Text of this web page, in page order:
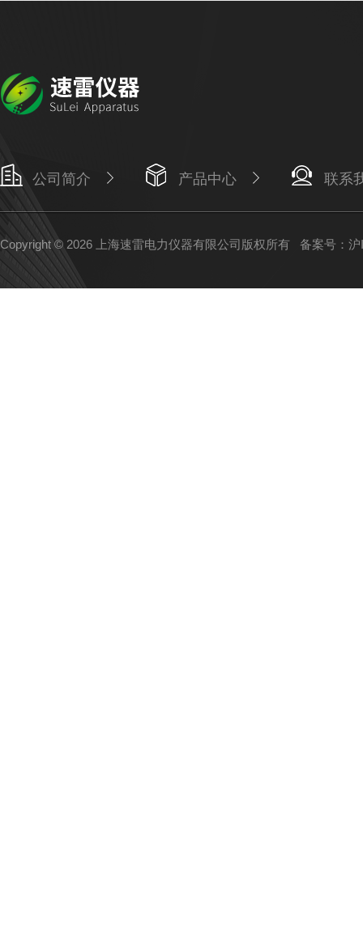
公司简介 产品中心 联系
Copyright © 2026 上海速雷电力仪器有限公司版权所有 备案号：